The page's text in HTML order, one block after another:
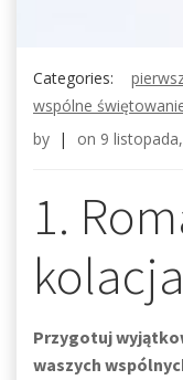
Categories:
wspólne
by | on 9
1.
Przygotuj
waszych